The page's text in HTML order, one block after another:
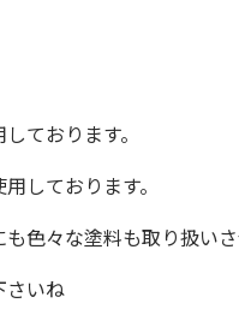
ております。
しております。
色々な塗料も取り扱い
さいね